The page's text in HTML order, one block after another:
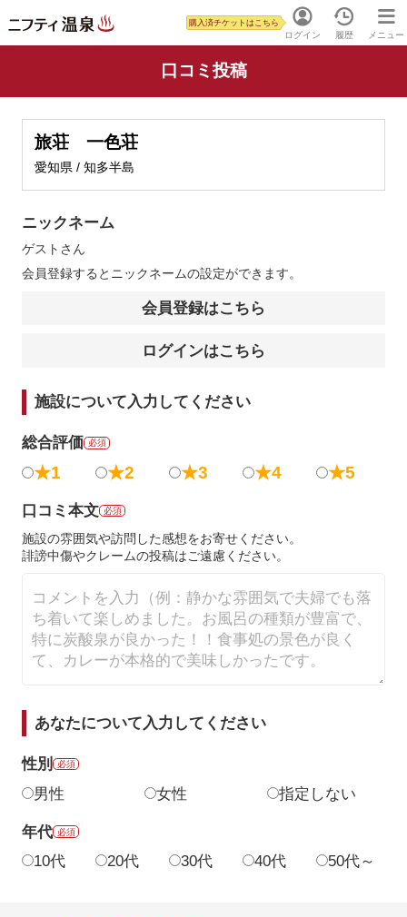
ログイン
購入済チケットはこちら
履歴 メニュー
口コミ投稿
旅荘 一色荘
愛知県 / 知多半島
ニックネーム
ゲスト さん
会員登録するとニックネームの設定ができます。
会員登録はこちら
ログインはこちら
施設について入力してください
総合評価 必須
★1 ★2 ★3 ★4 ★5
口コミ本文 必須
施設の雰囲気や訪問した感想をお寄せください。
誹謗中傷やクレームの投稿はご遠慮ください。
あなたについて入力してください
性別 必須
男性 女性 指定しない
年代 必須
10代 20代 30代 40代 50代～